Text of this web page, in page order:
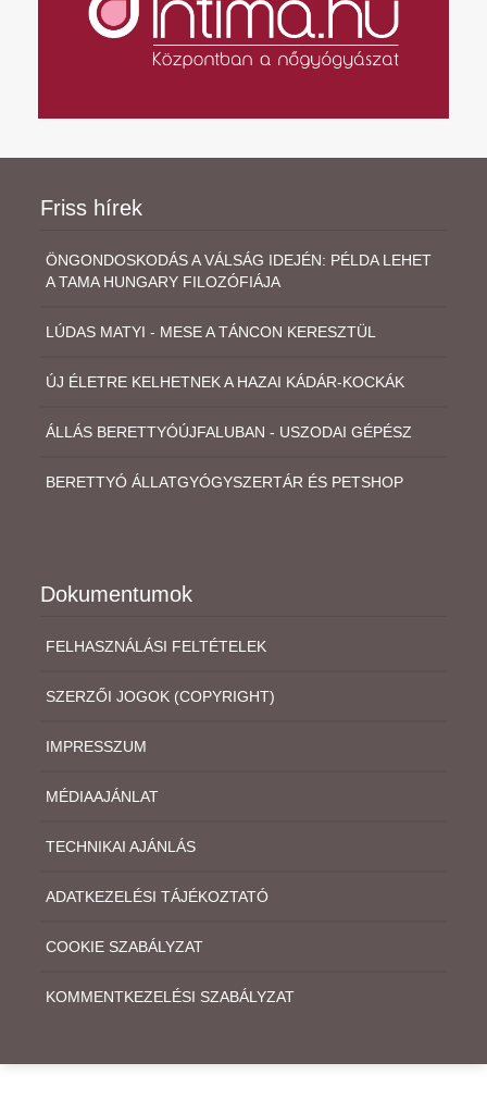
Friss hírek
ÖNGONDOSKODÁS A VÁLSÁG IDEJÉN: PÉLDA LEHET
A TAMA HUNGARY FILOZÓFIÁJA
LÚDAS MATYI - MESE A TÁNCON KERESZTÜL
ÚJ ÉLETRE KELHETNEK A HAZAI KÁDÁR-KOCKÁK
ÁLLÁS BERETTYÓÚJFALUBAN - USZODAI GÉPÉSZ
BERETTYÓ ÁLLATGYÓGYSZERTÁR ÉS PETSHOP
Dokumentumok
FELHASZNÁLÁSI FELTÉTELEK
SZERZŐI JOGOK (COPYRIGHT)
IMPRESSZUM
MÉDIAAJÁNLAT
TECHNIKAI AJÁNLÁS
ADATKEZELÉSI TÁJÉKOZTATÓ
COOKIE SZABÁLYZAT
KOMMENTKEZELÉSI SZABÁLYZAT